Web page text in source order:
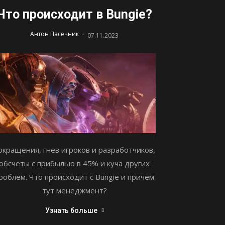
происходит в Bungie?
Антон Пасечник - 07.11.2023
гнев игроков и разработчиков,
с прибылью в 45% и куча других
Что происходит с Bungie и причем
тут менеджмент?
Узнать больше